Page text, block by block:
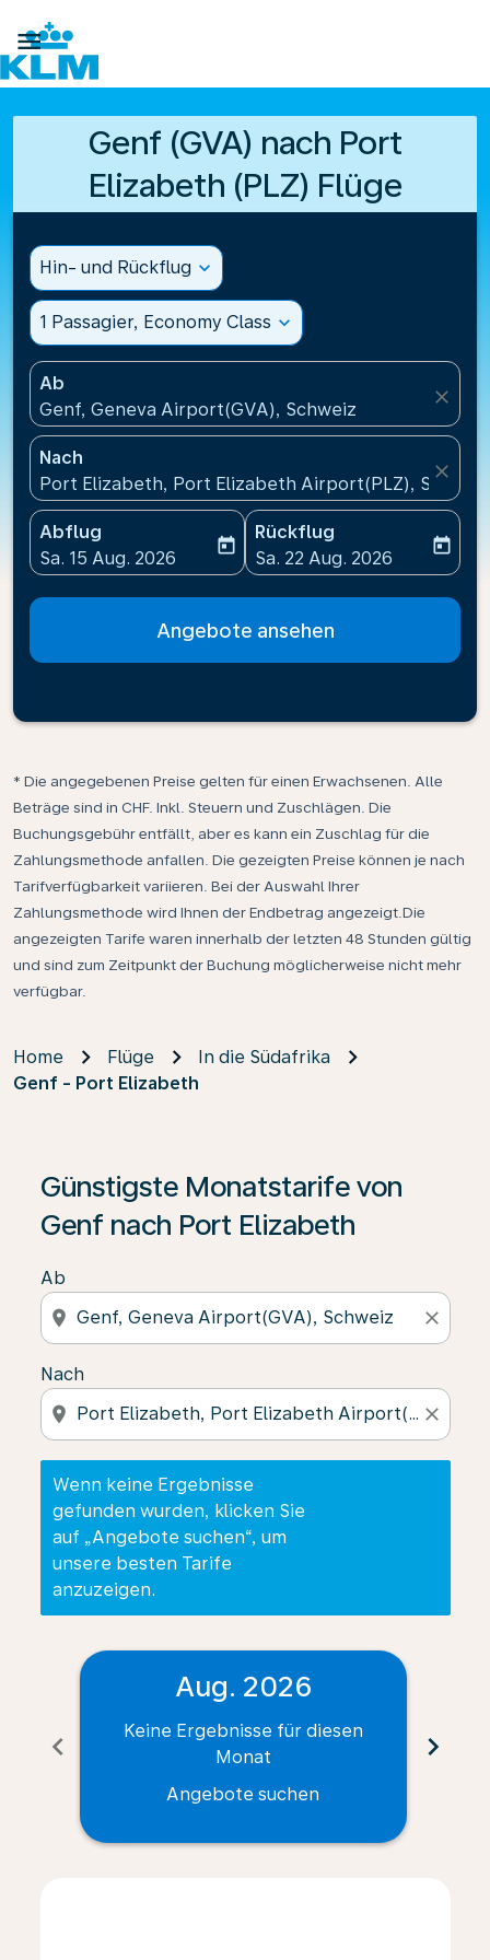

Genf (GVA) nach Port
Elizabeth (PLZ) Flüge
Hin- und Rückflug expand_more
1 Passagier, Economy Class expand_more
Ab
Genf, Geneva Airport(GVA), Schweiz
close
Nach
Port Elizabeth, Port Elizabeth Airport(PLZ),
close
Abflug
fc-booking-departure-date-aria-label
Sa. 15 Aug. 2026
today
Rückflug
fc-booking-return-date-
Sa. 22 Aug. 2026
today
Angebote ansehen
* Die angegebenen Preise gelten für einen Erwachsenen. Alle
Beträge sind in CHF. Inkl. Steuern und Zuschlägen. Die
Buchungsgebühr entfällt, aber es kann ein Zuschlag für die
Zahlungsmethode anfallen. Die gezeigten Preise können je nach
Tarifverfügbarkeit variieren. Bei der Auswahl Ihrer
Zahlungsmethode wird Ihnen der Endbetrag angezeigt.Die
angezeigten Tarife waren innerhalb der letzten 48 Stunden gültig
und sind zum Zeitpunkt der Buchung möglicherweise nicht mehr
verfügbar.
Home Flüge
In die Südafrika
Genf - Port Elizabeth
Günstigste Monatstarife von
Genf nach Port Elizabeth
Ab
location_on close
Nach
location_on close
Wenn keine Ergebnisse
gefunden wurden, klicken Sie
auf „Angebote suchen“, um
unsere besten Tarife
anzuzeigen.
Wenn keine Ergebnisse gefunden wurden, klicken
chevron_left
Aug. 2026
Keine Ergebnisse für diesen
Monat
Angebote suchen
chevron_right